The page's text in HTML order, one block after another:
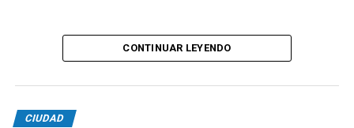
CONTINUAR LEYENDO
CIUDAD